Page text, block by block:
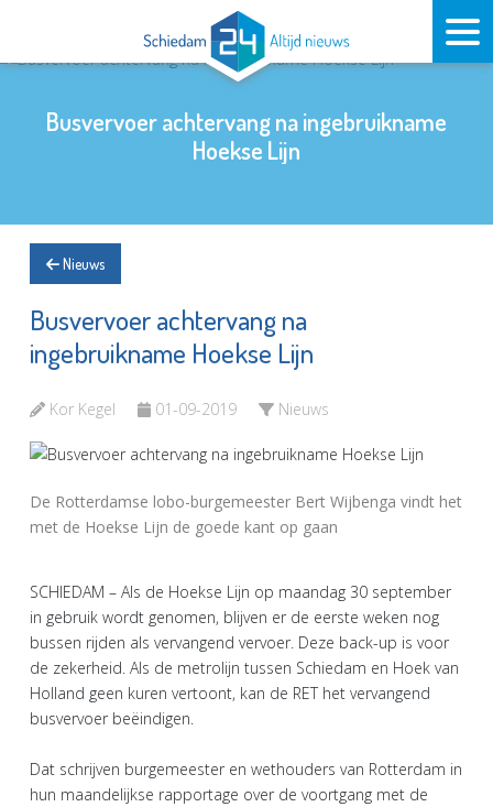
Busvervoer achtervang na ingebruikname
Hoekse Lijn
Nieuws
Busvervoer achtervang na
ingebruikname Hoekse Lijn
Kor Kegel 01-09-2019 Nieuws
De Rotterdamse lobo-burgemeester Bert Wijbenga vindt het
met de Hoekse Lijn de goede kant op gaan
SCHIEDAM – Als de Hoekse Lijn op maandag 30 september
in gebruik wordt genomen, blijven er de eerste weken nog
bussen rijden als vervangend vervoer. Deze back-up is voor
de zekerheid. Als de metrolijn tussen Schiedam en Hoek van
Holland geen kuren vertoont, kan de RET het vervangend
busvervoer beëindigen.
Dat schrijven burgemeester en wethouders van Rotterdam in
hun maandelijkse rapportage over de voortgang met de